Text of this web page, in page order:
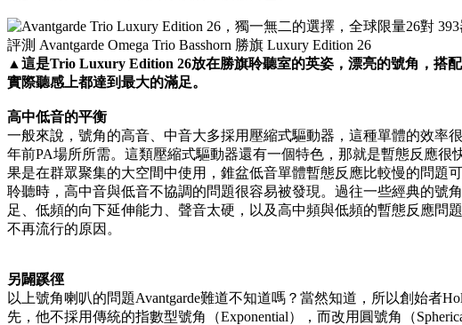
▲ 這是Trio Luxury Edition 26放在勝旗聆聽室的英姿，漂亮的號角，搭
實際聽感上都達到最大的滿足。
高中低音的平衡
一般來說，號角的高音、中音大多採用壓縮式驅動器，這種單體的效率
年前PA場所所需。這類壓縮式驅動器還有一個特色，那就是暫態反應很
果是在群眾聚集的大空間中使用，錐盆低音單體暫態反應比較慢的問題
聆聽時，高中音與低音不協調的問題很容易被發現。過往一些經典的號
足、低頻的向下延伸能力、聲音太硬，以及高中頻與低頻的暫態反應問
不再流行的原因。
另闢蹊徑
以上號角喇叭的問題Avantgarde難道不知道嗎？當然知道，所以創始者
先，他不採用傳統的指數型號角（Exponential），而改用圓號角（